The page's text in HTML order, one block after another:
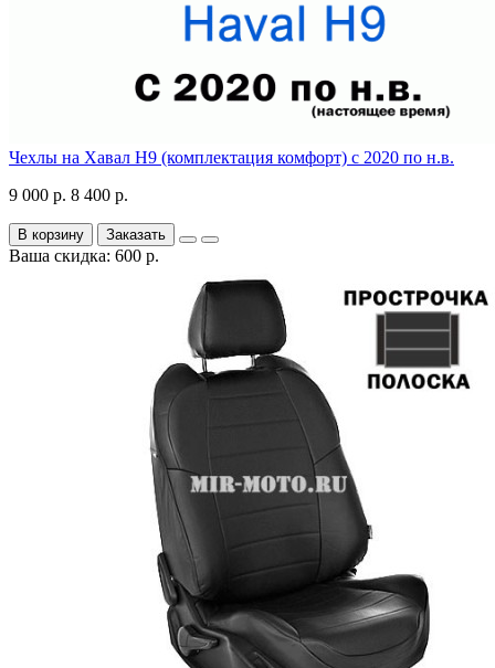
Чехлы на Хавал H9 (комплектация комфорт) с 2020 по н.в.
9 000 р. 8 400 р.
В корзину Заказать
Ваша скидка: 600 р.